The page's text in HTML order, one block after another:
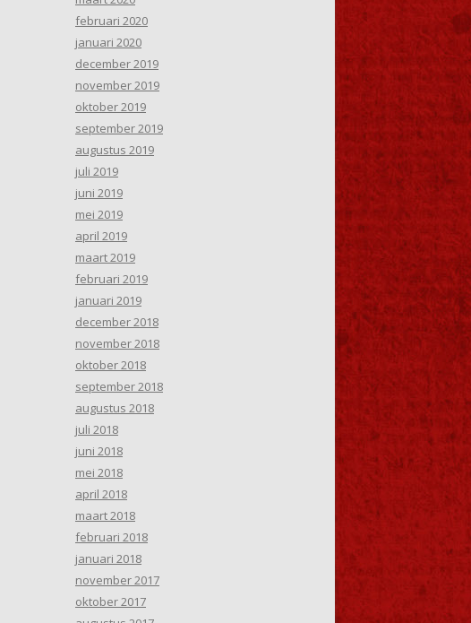
februari 2020
januari 2020
december 2019
november 2019
oktober 2019
september 2019
augustus 2019
juli 2019
juni 2019
mei 2019
april 2019
maart 2019
februari 2019
januari 2019
december 2018
november 2018
oktober 2018
september 2018
augustus 2018
juli 2018
juni 2018
mei 2018
april 2018
maart 2018
februari 2018
januari 2018
november 2017
oktober 2017